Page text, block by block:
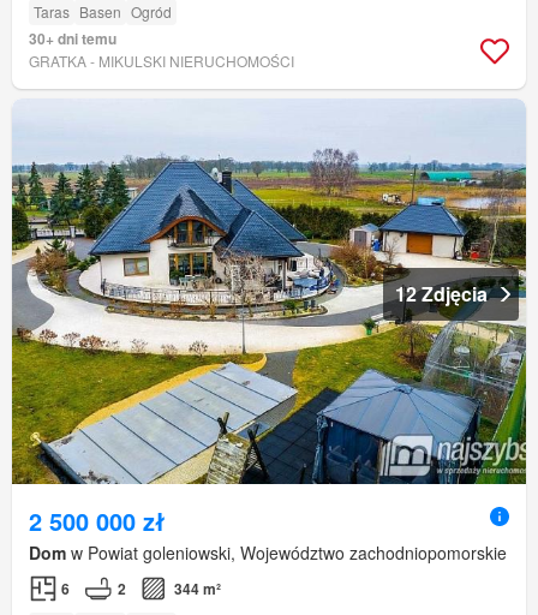
Taras Basen Ogród
30+ dni temu
GRATKA - MIKULSKI NIERUCHOMOŚCI
12 Zdjęcia
2 500 000 zł
Dom w Powiat goleniowski, Województwo zachodniopomorskie
6 2 344 m²